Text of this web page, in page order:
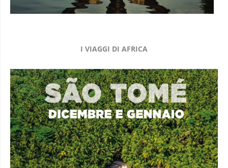
I VIAGGI DI AFRICA